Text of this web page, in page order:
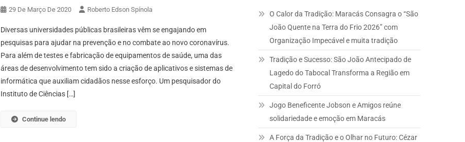
29 De Março De 2020 Roberto Edson Spínola
Diversas universidades públicas brasileiras vêm se engajando em
pesquisas para ajudar na prevenção e no combate ao novo coronavírus.
Para além de testes e fabricação de equipamentos de saúde, uma das
áreas de desenvolvimento tem sido a criação de aplicativos e sistemas de
informática que auxiliam cidadãos nesse esforço. Um pesquisador do
Instituto de Ciências […]
Continue lendo
O Calor da Tradição: Maracás Consagra o “São
João Quente na Terra do Frio 2026” com
Organização Impecável e muita tradição
Tradição e Sucesso: São João Antecipado de
Lagedo do Tabocal Transforma a Região em
Capital do Forró
Jogo Beneficente Jobson e Amigos reúne
solidariedade e emoção em Maracás
A Força da Tradição e o Olhar no Futuro: Cézar